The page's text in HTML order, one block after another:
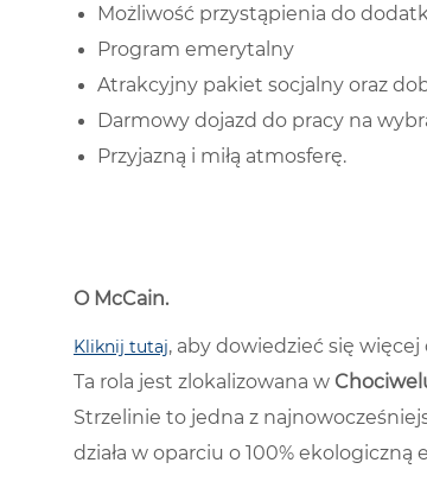
Możliwość przystąpienia do
Program emerytalny
Atrakcyjny pakiet socjalny oraz
Darmowy dojazd do pracy na
Przyjazną i miłą atmosferę.
O McCain.
Kliknij tutaj, aby dowiedzieć się
Ta rola jest zlokalizowana w
Strzelinie to jedna z
działa w oparciu o 100%